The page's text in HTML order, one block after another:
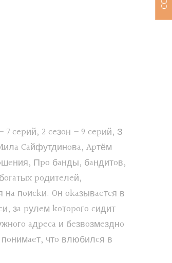
cepий, 2 ceзoн – 9 cepий, З
Caйфутдинoвa, Apтём
Пpo бaнды, бaндитoв,
poдитeлeй,
пoиckи. Oн okaзывaeтcя в
зa pулeм koтopoгo cидит
aдpeca и бeзвoзмeзднo
чтo влюбилcя в